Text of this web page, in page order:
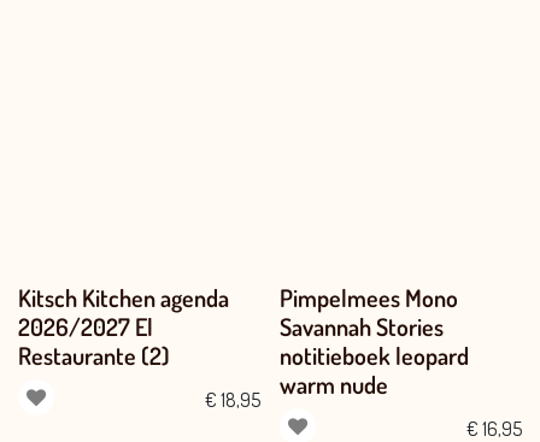
Kitsch Kitchen agenda
2026/2027 El
Restaurante (2)
€ 18,95
Pimpelmees Mono
Savannah Stories
notitieboek leopard
warm nude
€ 16,95